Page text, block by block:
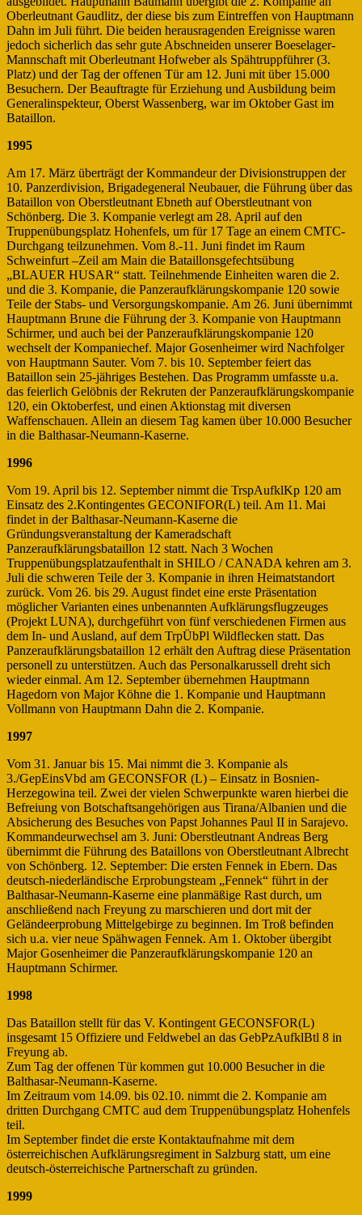
Oberleutnant Gaudlitz, der diese bis zum Eintreffen von Hauptmann
Dahn im Juli führt. Die beiden herausragenden Ereignisse waren
jedoch sicherlich das sehr gute Abschneiden unserer Boeselager-
Mannschaft mit Oberleutnant Hofweber als Spähtruppführer (3.
Platz) und der Tag der offenen Tür am 12. Juni mit über 15.000
Besuchern. Der Beauftragte für Erziehung und Ausbildung beim
Generalinspekteur, Oberst Wassenberg, war im Oktober Gast im
Bataillon.
1995
Am 17. März überträgt der Kommandeur der Divisionstruppen der
10. Panzerdivision, Brigadegeneral Neubauer, die Führung über das
Bataillon von Oberstleutnant Ebneth auf Oberstleutnant von
Schönberg. Die 3. Kompanie verlegt am 28. April auf den
Truppenübungsplatz Hohenfels, um für 17 Tage an einem CMTC-
Durchgang teilzunehmen. Vom 8.-11. Juni findet im Raum
Schweinfurt –Zeil am Main die Bataillonsgefechtsübung
„BLAUER HUSAR“ statt. Teilnehmende Einheiten waren die 2.
und die 3. Kompanie, die Panzeraufklärungskompanie 120 sowie
Teile der Stabs- und Versorgungskompanie. Am 26. Juni übernimmt
Hauptmann Brune die Führung der 3. Kompanie von Hauptmann
Schirmer, und auch bei der Panzeraufklärungskompanie 120
wechselt der Kompaniechef. Major Gosenheimer wird Nachfolger
von Hauptmann Sauter. Vom 7. bis 10. September feiert das
Bataillon sein 25-jähriges Bestehen. Das Programm umfasste u.a.
das feierlich Gelöbnis der Rekruten der Panzeraufklärungskompanie
120, ein Oktoberfest, und einen Aktionstag mit diversen
Waffenschauen. Allein an diesem Tag kamen über 10.000 Besucher
in die Balthasar-Neumann-Kaserne.
1996
Vom 19. April bis 12. September nimmt die TrspAufklKp 120 am
Einsatz des 2.Kontingentes GECONIFOR(L) teil. Am 11. Mai
findet in der Balthasar-Neumann-Kaserne die
Gründungsveranstaltung der Kameradschaft
Panzeraufklärungsbataillon 12 statt. Nach 3 Wochen
Truppenübungsplatzaufenthalt in SHILO / CANADA kehren am 3.
Juli die schweren Teile der 3. Kompanie in ihren Heimatstandort
zurück. Vom 26. bis 29. August findet eine erste Präsentation
möglicher Varianten eines unbenannten Aufklärungsflugzeuges
(Projekt LUNA), durchgeführt von fünf verschiedenen Firmen aus
dem In- und Ausland, auf dem TrpÜbPl Wildflecken statt. Das
Panzeraufklärungsbataillon 12 erhält den Auftrag diese Präsentation
personell zu unterstützen. Auch das Personalkarussell dreht sich
wieder einmal. Am 12. September übernehmen Hauptmann
Hagedorn von Major Köhne die 1. Kompanie und Hauptmann
Vollmann von Hauptmann Dahn die 2. Kompanie.
1997
Vom 31. Januar bis 15. Mai nimmt die 3. Kompanie als
3./GepEinsVbd am GECONSFOR (L) – Einsatz in Bosnien-
Herzegowina teil. Zwei der vielen Schwerpunkte waren hierbei die
Befreiung von Botschaftsangehörigen aus Tirana/Albanien und die
Absicherung des Besuches von Papst Johannes Paul II in Sarajevo.
Kommandeurwechsel am 3. Juni: Oberstleutnant Andreas Berg
übernimmt die Führung des Bataillons von Oberstleutnant Albrecht
von Schönberg. 12. September: Die ersten Fennek in Ebern. Das
deutsch-niederländische Erprobungsteam „Fennek“ führt in der
Balthasar-Neumann-Kaserne eine planmäßige Rast durch, um
anschließend nach Freyung zu marschieren und dort mit der
Geländeerprobung Mittelgebirge zu beginnen. Im Troß befinden
sich u.a. vier neue Spähwagen Fennek. Am 1. Oktober übergibt
Major Gosenheimer die Panzeraufklärungskompanie 120 an
Hauptmann Schirmer.
1998
Das Bataillon stellt für das V. Kontingent GECONSFOR(L)
insgesamt 15 Offiziere und Feldwebel an das GebPzAufklBtl 8 in
Freyung ab.
Zum Tag der offenen Tür kommen gut 10.000 Besucher in die
Balthasar-Neumann-Kaserne.
Im Zeitraum vom 14.09. bis 02.10. nimmt die 2. Kompanie am
dritten Durchgang CMTC aud dem Truppenübungsplatz Hohenfels
teil.
Im September findet die erste Kontaktaufnahme mit dem
österreichischen Aufklärungsregiment in Salzburg statt, um eine
deutsch-österreichische Partnerschaft zu gründen.
1999